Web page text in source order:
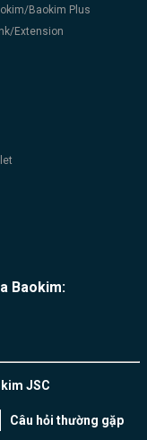
Baokim Plus
Extension
Baokim:
JSC
Câu hỏi thường gặp